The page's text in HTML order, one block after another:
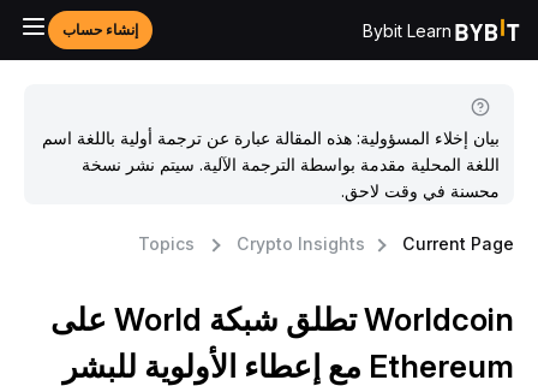
Bybit Learn إنشاء حساب
بيان إخلاء المسؤولية: هذه المقالة عبارة عن ترجمة أولية باللغة اسم
اللغة المحلية مقدمة بواسطة الترجمة الآلية. سيتم نشر نسخة
محسنة في وقت لاحق.
Topics Crypto Insights Current
Worldcoin تطلق شبكة World على
Ethereum مع إعطاء الأولوية للبشر